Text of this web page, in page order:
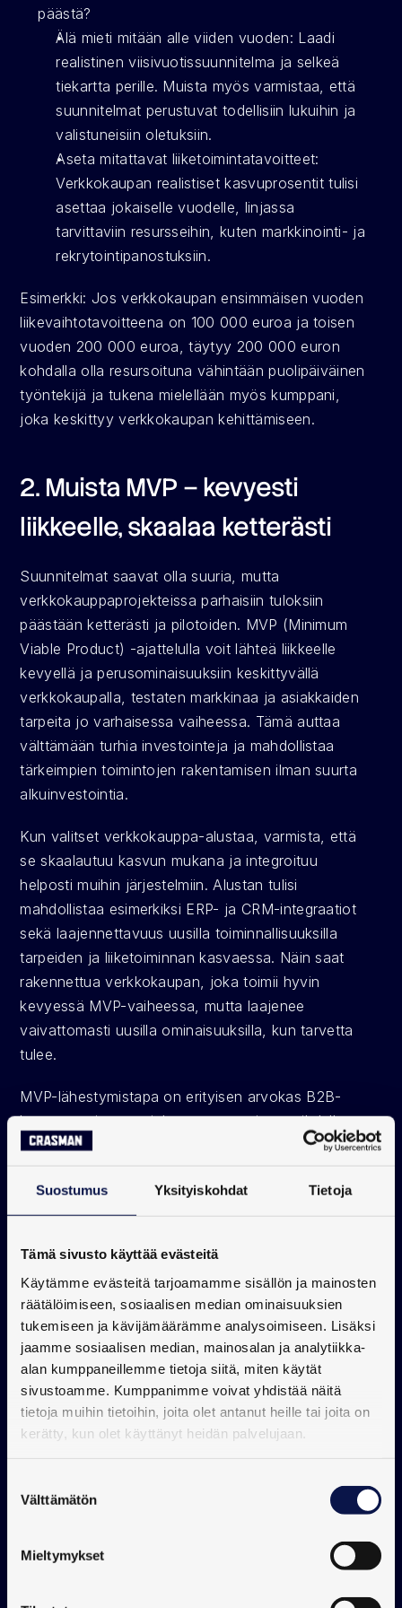
Suostumus Yksityiskohdat Tietoja
Tämä sivusto käyttää evästeitä
Käytämme evästeitä tarjoamamme sisällön ja mainosten
räätälöimiseen, sosiaalisen median ominaisuuksien
tukemiseen ja kävijämäärämme analysoimiseen. Lisäksi
jaamme sosiaalisen median, mainosalan ja analytiikka-
alan kumppaneillemme tietoja siitä, miten käytät
sivustoamme. Kumppanimme voivat yhdistää näitä
tietoja muihin tietoihin, joita olet antanut heille tai joita on
kerätty, kun olet käyttänyt heidän palvelujaan.
valinta
Välttämätön
Mieltymykset
päästä?
Älä mieti mitään alle viiden vuoden: Laadi
realistinen viisivuotissuunnitelma ja selkeä
tiekartta perille. Muista myös varmistaa, että
suunnitelmat perustuvat todellisiin lukuihin ja
valistuneisiin oletuksiin.
Aseta mitattavat liiketoimintatavoitteet:
Verkkokaupan realistiset kasvuprosentit tulisi
asettaa jokaiselle vuodelle, linjassa
tarvittaviin resursseihin, kuten markkinointi- ja
rekrytointipanostuksiin.
Esimerkki: Jos verkkokaupan ensimmäisen vuoden
liikevaihtotavoitteena on 100 000 euroa ja toisen
vuoden 200 000 euroa, täytyy 200 000 euron
kohdalla olla resursoituna vähintään puolipäiväinen
työntekijä ja tukena mielellään myös kumppani,
joka keskittyy verkkokaupan kehittämiseen.
2. Muista MVP – kevyesti
liikkeelle, skaalaa ketterästi
Suunnitelmat saavat olla suuria, mutta
verkkokauppaprojekteissa parhaisiin tuloksiin
päästään ketterästi ja pilotoiden. MVP (Minimum
Viable Product) -ajattelulla voit lähteä liikkeelle
kevyellä ja perusominaisuuksiin keskittyvällä
verkkokaupalla, testaten markkinaa ja asiakkaiden
tarpeita jo varhaisessa vaiheessa. Tämä auttaa
välttämään turhia investointeja ja mahdollistaa
tärkeimpien toimintojen rakentamisen ilman suurta
alkuinvestointia.
Kun valitset verkkokauppa-alustaa, varmista, että
se skaalautuu kasvun mukana ja integroituu
helposti muihin järjestelmiin. Alustan tulisi
mahdollistaa esimerkiksi ERP- ja CRM-integraatiot
sekä laajennettavuus uusilla toiminnallisuuksilla
tarpeiden ja liiketoiminnan kasvaessa. Näin saat
rakennettua verkkokaupan, joka toimii hyvin
kevyessä MVP-vaiheessa, mutta laajenee
vaivattomasti uusilla ominaisuuksilla, kun tarvetta
tulee.
MVP-lähestymistapa on erityisen arvokas B2B-
kaupassa, jossa asiakastarpeet voivat vaihdella
paljonkin eri asiakassegmenttien välillä. Pienin
mahdollinen toimiva ratkaisu mahdollistaa
ostopolun testaamisen, antaa tärkeää palautetta ja
luo pohjan kestävälle kasvulle, kun skaalaus
3. Testaa ja kehitä
verkkokauppaa – älä lopeta
Testaus on lähtökohtaisesti halpaa ja helppoa,
mutta sen unohtaminen voi käydä kalliiksi.
haetaan aktiivisesti uusia maalipaikkoja ja
lisäkasvun mahdollisuuksia. Myös silloin, kun pallo
Markkina muuttuu nopeasti, ja testauksen ja
kehittämisen sekä ylipäätään teknisen innovoinnin